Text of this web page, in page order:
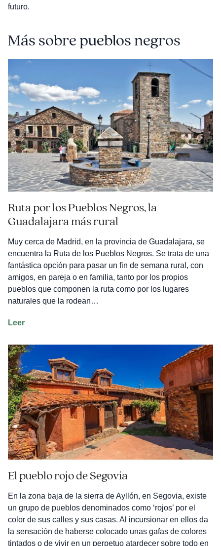
futuro.
Más sobre pueblos negros
Ruta por los Pueblos Negros, la
Guadalajara más rural
Muy cerca de Madrid, en la provincia de Guadalajara, se
encuentra la Ruta de los Pueblos Negros. Se trata de una
fantástica opción para pasar un fin de semana rural, con
amigos, en pareja o en familia, tanto por los propios
pueblos que componen la ruta como por los lugares
naturales que la rodean…
LeerRuta
los
Pueblos
Negros,
la
Guadalajara
más
rural
El pueblo rojo de Segovia
En la zona baja de la sierra de Ayllón, en Segovia, existe
un grupo de pueblos denominados como ‘rojos’ por el
color de sus calles y sus casas. Al incursionar en ellos da
la sensación de haberse colocado unas gafas de colores
tintados o de vivir en un perpetuo atardecer sobre todo en